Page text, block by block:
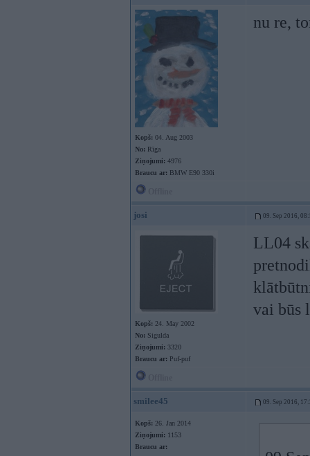
Kopš: 04. Aug 2003
No: Rīga
Ziņojumi: 4976
Braucu ar: BMW E90 330i
nu re,
josi 09. Sep 2016,
Kopš: 24. May 2002
No: Sigulda
Ziņojumi: 3320
Braucu ar: Puf-puf
LL04
vai būs
smilee45 09. Sep 2016,
Kopš: 26. Jan 2014
Ziņojumi: 1153
Braucu ar: